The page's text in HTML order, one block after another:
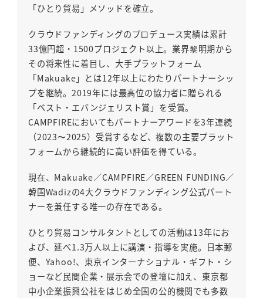
「ひとり貿易」メソッドを確立。
クラウドファンディングのプロデュース実績は累計
33億円超・1500プロジェクト以上。業界黎明期から
その将来性に着目し、大手プラットフォーム
「Makuake」とは12年以上にわたりパートナーシッ
プを継続。2019年には最高位の協力者に贈られる
「ベスト・エバンジェリスト賞」を受賞。
CAMPFIREにおいてもパートナーアワードを3年連続
（2023〜2025）受賞するなど、複数の主要プラット
フォームから継続的に高い評価を得ている。
現在、Makuake／CAMPFIRE／GREEN FUNDING／
韓国Wadizの4大クラウドファンディング公式パート
ナーを兼任する唯一の存在である。
ひとり貿易コンサルタントとしての活動は13年にお
よび、延べ1.3万人以上に講演・指導を実施。日本郵
便、Yahoo!、東京インターナショナル・ギフト・シ
ョーなど民間企業・展示会での登壇に加え、東京都
中小企業振興公社をはじめ全国の公的機関でも多数